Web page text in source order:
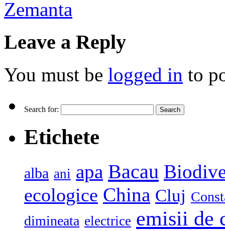
Zemanta
Leave a Reply
You must be logged in to
Search for:
Etichete
alba ani apa Bacau
ecologice China Cluj
dimineata electrice emisii de